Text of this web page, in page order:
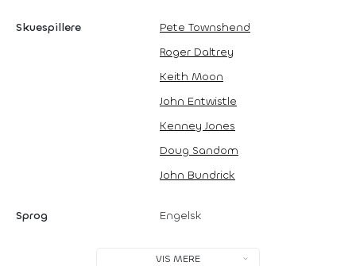
Skuespillere
Pete Townshend
Roger Daltrey
Keith Moon
John Entwistle
Kenney Jones
Doug Sandom
John Bundrick
Sprog Engelsk
VIS MERE